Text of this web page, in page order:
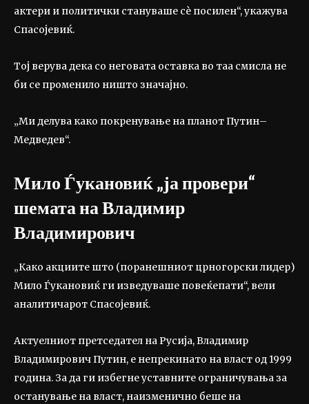
актери и политички стануваше сè посилен“, укажува
Спасојевиќ.
Тој верува дека со неговата оставка во таа смисла не
би се променило ништо значајно.
„Ми делува како покренување на планот Путин–
Медведев“.
Мило Ѓукановиќ „ја провери“
шемата на Владимир
Владимирович
„Како акциите што (поранешниот црногорски лидер)
Мило Ѓукановиќ ги изведуваше повеќепати“, вели
аналитичарот Спасојевиќ.
Актуелниот претседател на Русија, Владимир
Владимирович Путин, е непрекинато на власт од 1999
година. За да ги избегне уставните ограничувања за
останување на власт, наизменично беше на